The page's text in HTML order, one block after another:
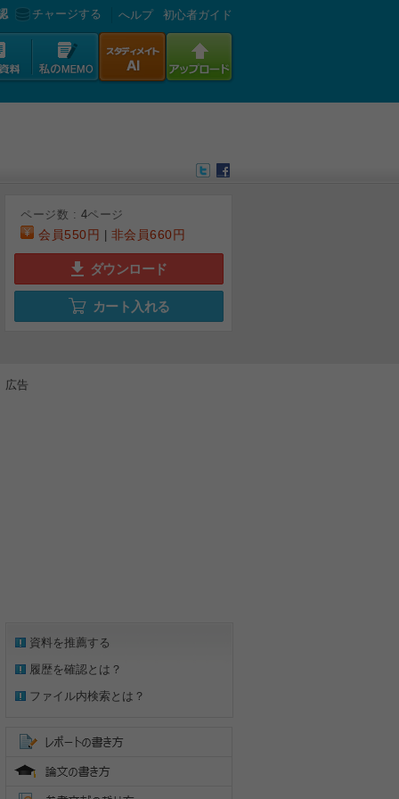
チャージする へルプ 初心者ガイド
ページ数 : 4ページ
会員550円 非会員660円
ダウンロード
カート入れる
広告
資料を推薦する
履歴を確認とは？
ファイル内検索とは？